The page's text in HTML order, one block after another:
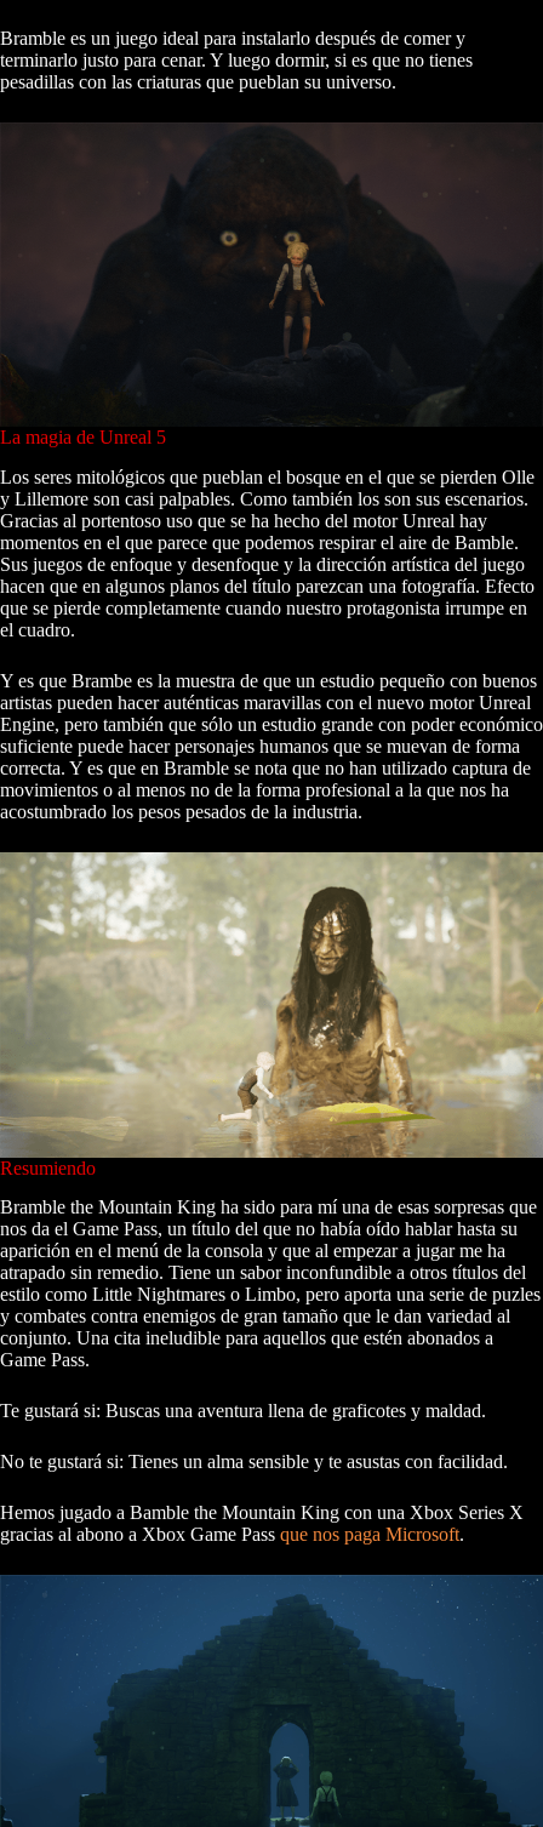
Bramble es un juego ideal para instalarlo después de comer y
terminarlo justo para cenar. Y luego dormir, si es que no tienes
pesadillas con las criaturas que pueblan su universo.
La magia de Unreal 5
Los seres mitológicos que pueblan el bosque en el que se pierden Olle
y Lillemore son casi palpables. Como también los son sus escenarios.
Gracias al portentoso uso que se ha hecho del motor Unreal hay
momentos en el que parece que podemos respirar el aire de Bamble.
Sus juegos de enfoque y desenfoque y la dirección artística del juego
hacen que en algunos planos del título parezcan una fotografía. Efecto
que se pierde completamente cuando nuestro protagonista irrumpe en
el cuadro.
Y es que Brambe es la muestra de que un estudio pequeño con buenos
artistas pueden hacer auténticas maravillas con el nuevo motor Unreal
Engine, pero también que sólo un estudio grande con poder económico
suficiente puede hacer personajes humanos que se muevan de forma
correcta. Y es que en Bramble se nota que no han utilizado captura de
movimientos o al menos no de la forma profesional a la que nos ha
acostumbrado los pesos pesados de la industria.
Resumiendo
Bramble the Mountain King ha sido para mí una de esas sorpresas que
nos da el Game Pass, un título del que no había oído hablar hasta su
aparición en el menú de la consola y que al empezar a jugar me ha
atrapado sin remedio. Tiene un sabor inconfundible a otros títulos del
estilo como Little Nightmares o Limbo, pero aporta una serie de puzles
y combates contra enemigos de gran tamaño que le dan variedad al
conjunto. Una cita ineludible para aquellos que estén abonados a
Game Pass.
Te gustará si: Buscas una aventura llena de graficotes y maldad.
No te gustará si: Tienes un alma sensible y te asustas con facilidad.
Hemos jugado a Bamble the Mountain King con una Xbox Series X
gracias al abono a Xbox Game Pass que nos paga Microsoft.